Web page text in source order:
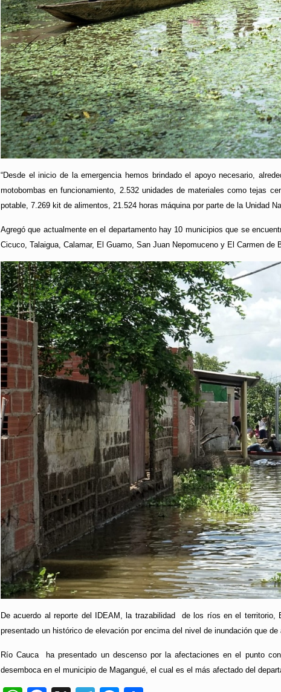
“Desde el inicio de la emergencia hemos brindado el apoyo necesario,
motobombas en funcionamiento, 2.532 unidades de materiales como tejas
potable, 7.269 kit de alimentos, 21.524 horas máquina por parte de la Unidad
Agregó que actualmente en el departamento hay 10 municipios que se
Cicuco, Talaigua, Calamar, El Guamo, San Juan Nepomuceno y El Carmen de
De acuerdo al reporte del IDEAM, la trazabilidad de los ríos en el
presentado un histórico de elevación por encima del nivel de inundación que
Río Cauca ha presentado un descenso por la afectaciones en el punto
desemboca en el municipio de Magangué, el cual es el más afectado del